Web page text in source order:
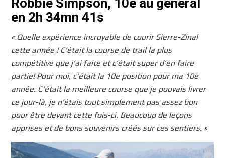
en 2h 34mn 41s
« Quelle expérience incroyable de courir Sierre-Zinal
cette année ! C’était la course de trail la plus
compétitive que j’ai faite et c’était super d’en faire
partie! Pour moi, c’était la 10e position pour ma 10e
année. C’était la meilleure course que je pouvais livrer
ce jour-là, je n’étais tout simplement pas assez bon
pour être devant cette fois-ci. Beaucoup de leçons
apprises et de bons souvenirs créés sur ces sentiers. »